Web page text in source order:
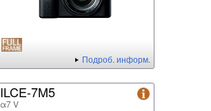
Подроб. информ.
ILCE-7M5
α7 V